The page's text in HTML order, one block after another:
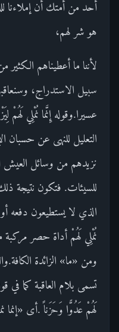
أحد من أمتك أن إملاءنا
هو شر لهم،
لأننا ما أعطيناهم
سبيل الاستدراج،
عسيرا.وقوله إِنَّما نُمْلِي لَهُمْ
التعليل للنهى عن حسبان
نزيدهم من وسائل العيش
للسيئات. فتكون نتيجة
الذي لا يستطيعون دفعه أو
نُمْلِي لَهُمْ أداة حصر
ومن «ما» الزائدة
تسمى بلام العاقبة كما في
لَهُمْ عَدُوًّا وَحَزَناً .أى «إنما